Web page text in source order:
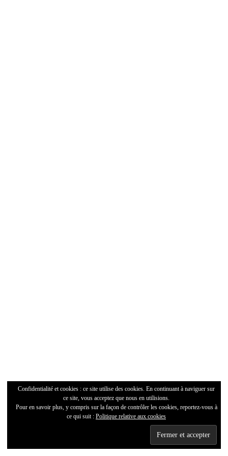
Confidentialité et cookies : ce site utilise des cookies. En continuant à naviguer sur
ce site, vous acceptez que nous en utilisions.
Pour en savoir plus, y compris sur la façon de contrôler les cookies, reportez-vous à
ce qui suit : Politique relative aux cookies